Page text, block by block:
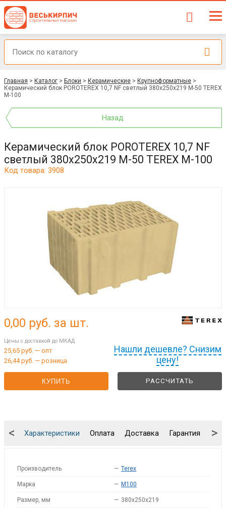
Главная > Каталог > Блоки > Керамические > Крупноформатные >
Керамический блок POROTEREX 10,7 NF светлый 380x250x219 М-50 TEREX
М-100
Назад
Керамический блок POROTEREX 10,7 NF
светлый 380x250x219 М-50 TEREX М-100
Код товара: 3908
Нашли дешевле? Снизим
цену!
0,00 руб. за шт.
Цены с доставкой до МКАД
25,65 руб. — опт
26,44 руб. — розница
КУПИТЬ РАССЧИТАТЬ
Характеристики Оплата Доставка Гарантия
< >
Производитель — Terex
Марка — M100
Размер, мм — 380x250x219